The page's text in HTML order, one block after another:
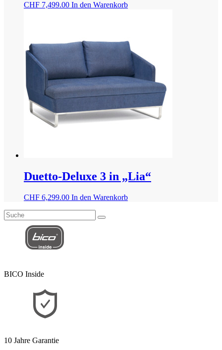
CHF 7,499.00 In den Warenkorb
Duetto-Deluxe 3 in „Lia“
CHF 6,299.00 In den Warenkorb
BICO Inside
10 Jahre Garantie